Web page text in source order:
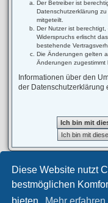
Diese Website nutzt
bestmöglichen
Der Betreiber ist
Datenschutzerklärung
mitgeteilt.
Der Nutzer ist
Widerspruchs erlischt
bestehende
Die Änderungen gelten
Änderungen zugestimmt
Informationen über den
der Datenschutzerklärung
Foren-Übersicht